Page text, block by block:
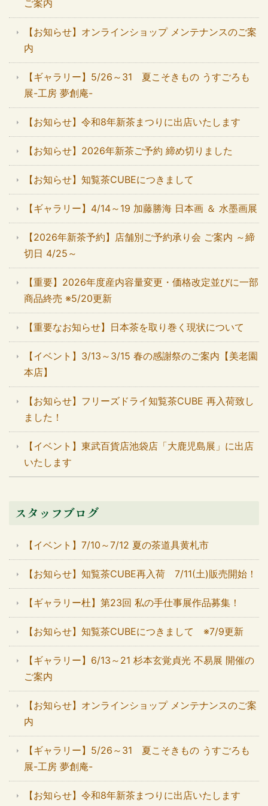
ご案内
【お知らせ】オンラインショップ メンテナンスのご案
内
【ギャラリー】5/26～31 夏こそきもの うすごろも
展-工房 夢創庵-
【お知らせ】令和8年新茶まつりに出店いたします
【お知らせ】2026年新茶ご予約 締め切りました
【お知らせ】知覧茶CUBEにつきまして
【ギャラリー】4/14～19 加藤勝海 日本画 ＆ 水墨画展
【2026年新茶予約】店舗別ご予約承り会 ご案内 ～締
切日 4/25～
【重要】2026年度産内容量変更・価格改定並びに一部
商品終売 ※5/20更新
【重要なお知らせ】日本茶を取り巻く現状について
【イベント】3/13～3/15 春の感謝祭のご案内【美老園
本店】
【お知らせ】フリーズドライ知覧茶CUBE 再入荷致し
ました！
【イベント】東武百貨店池袋店「大鹿児島展」に出店
いたします
スタッフブログ
【イベント】7/10～7/12 夏の茶道具黄札市
【お知らせ】知覧茶CUBE再入荷 7/11(土)販売開始！
【ギャラリー杜】第23回 私の手仕事展作品募集！
【お知らせ】知覧茶CUBEにつきまして ※7/9更新
【ギャラリー】6/13～21 杉本玄覚貞光 不易展 開催の
ご案内
【お知らせ】オンラインショップ メンテナンスのご案
内
【ギャラリー】5/26～31 夏こそきもの うすごろも
展-工房 夢創庵-
【お知らせ】令和8年新茶まつりに出店いたします